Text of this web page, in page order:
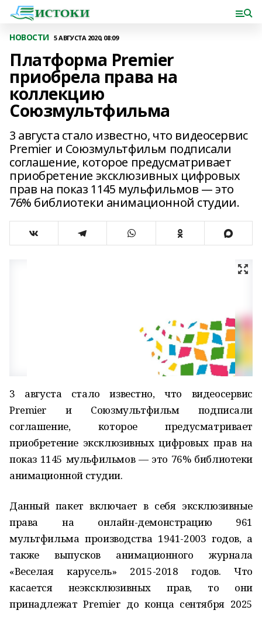
НОВОСТИ 5 АВГУСТА 2020, 08:09
Платформа Premier
приобрела права на
коллекцию
Союзмультфильма
3 августа стало известно, что видеосервис
Premier и Союзмультфильм подписали
соглашение, которое предусматривает
приобретение эксклюзивных цифровых
прав на показ 1145 мульфильмов — это
76% библиотеки анимационной студии.
3 августа стало известно, что видеосервис
Premier и Союзмультфильм подписали
соглашение, которое предусматривает
приобретение эксклюзивных цифровых прав на
показ 1145 мульфильмов — это 76% библиотеки
анимационной студии.
Данный пакет включает в себя эксклюзивные
права на онлайн-демонстрацию 961
мультфильма производства 1941-2003 годов, а
также выпусков анимационного журнала
«Веселая карусель» 2015-2018 годов. Что
касается неэксклюзивных прав, то они
принадлежат Premier до конца сентября 2025